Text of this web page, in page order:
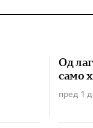
Од
само
пред 1